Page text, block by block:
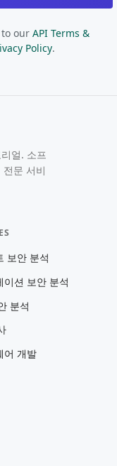
our API Terms &
Policy.
얼. 소프
문 서비
보안 분석
이션 보안 분석
분석
어 개발